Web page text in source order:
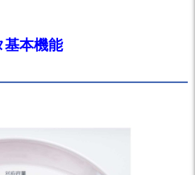
本機能